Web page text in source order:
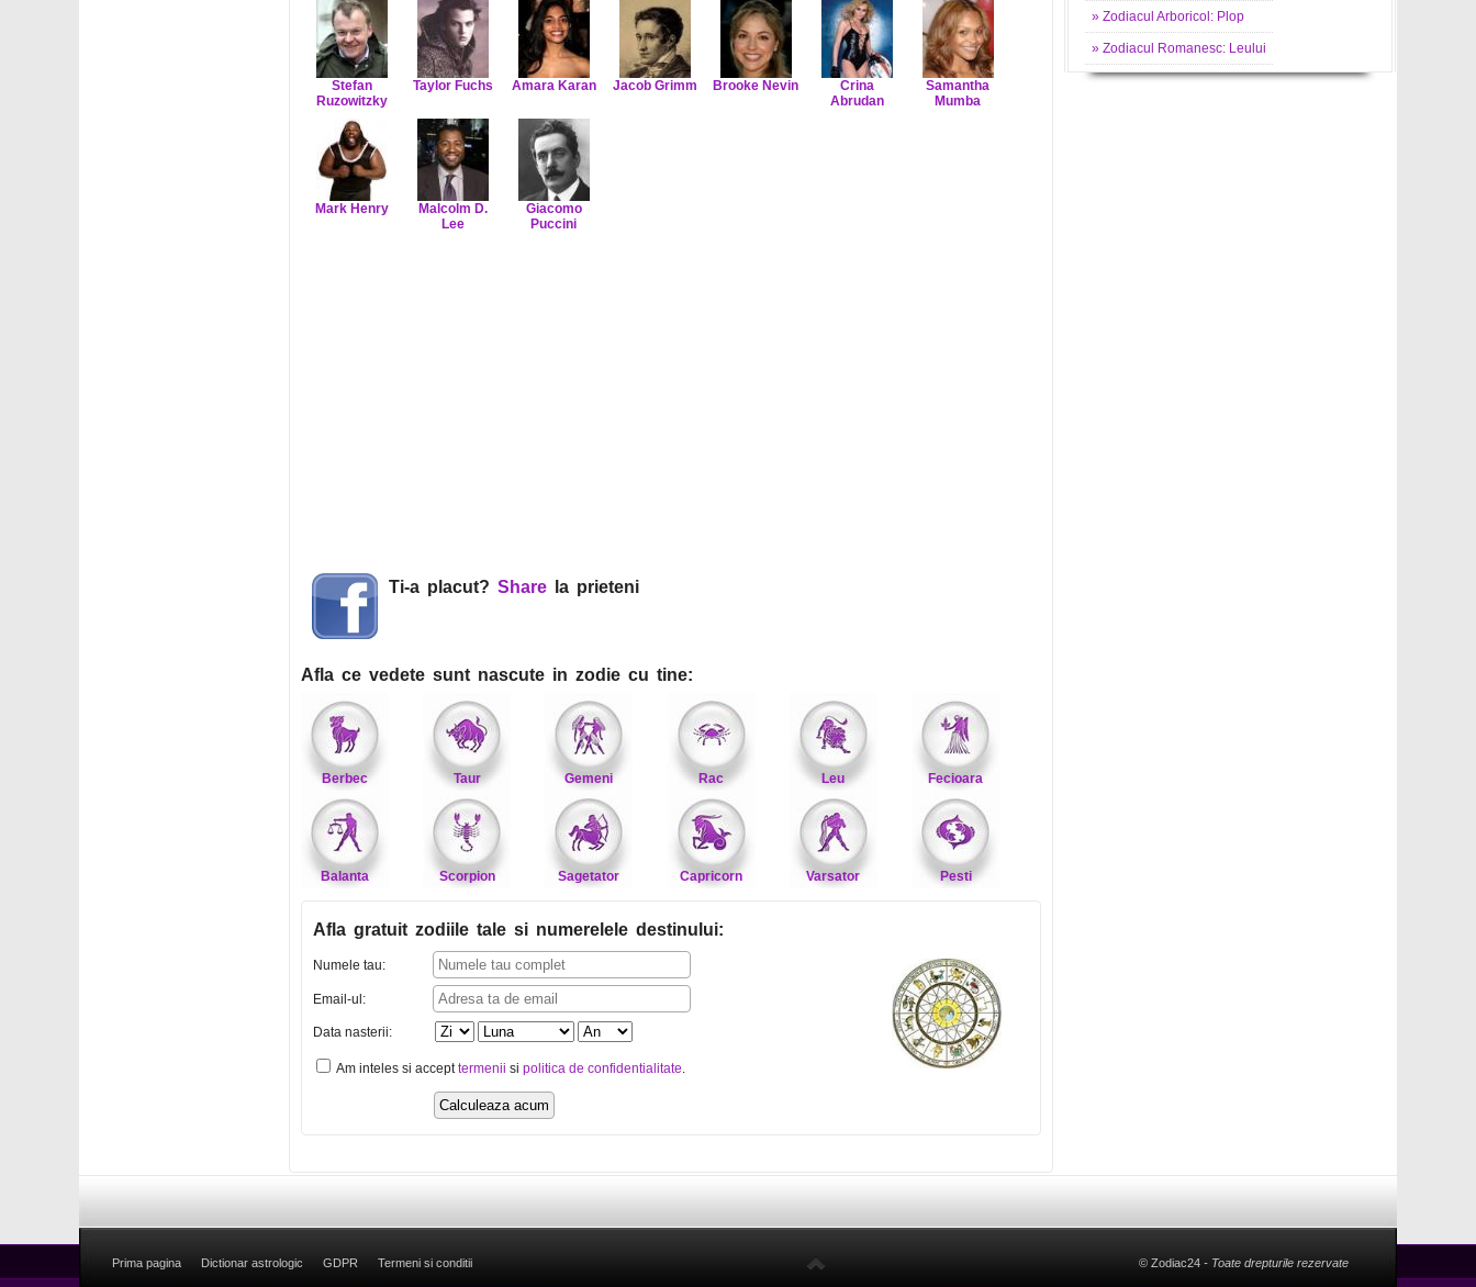
Stefan
Ruzowitzky
Taylor Fuchs Amara Karan Jacob Grimm Brooke Nevin
Crina
Abrudan
Samantha
Mumba
Mark Henry
Malcolm D.
Lee
Giacomo
Puccini
Ti-a placut? Share la prieteni
Afla ce vedete sunt nascute in zodie cu tine:
Berbec Taur Gemeni Rac Leu Fecioara
Balanta Scorpion Sagetator Capricorn Varsator Pesti
Afla gratuit zodiile tale si numerelele destinului:
Numele tau:
Email-ul:
Data nasterii:
Am inteles si accepttermenii si politica de confidentialitate.
» Zodiacul Arboricol: Plop
» Zodiacul Romanesc: Leului
Prima pagina Dictionar astrologic GDPR Termeni si conditii © Zodiac24 - Toate drepturile rezervate